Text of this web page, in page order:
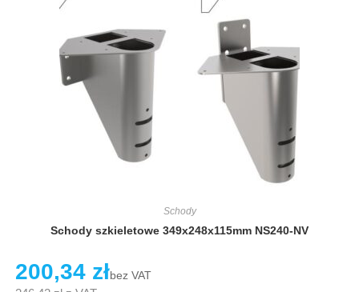
Schody
Schody szkieletowe 349x248x115mm NS240-NV
200,34 złbez VAT